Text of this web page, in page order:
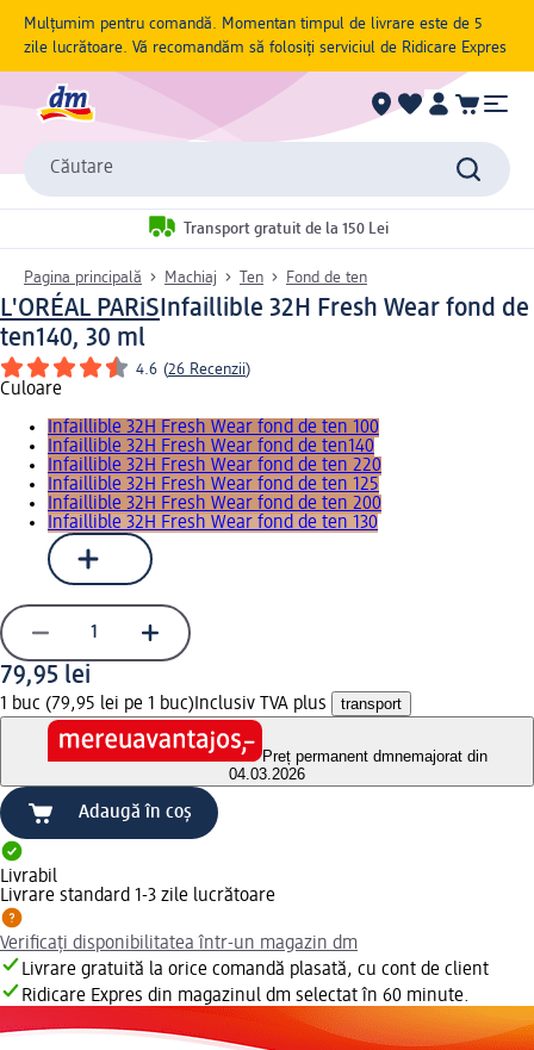
Mulțumim pentru comandă. Momentan timpul de livrare este de 5
zile lucrătoare. Vă recomandăm să folosiți serviciul de Ridicare Expres
Căutare
Transport gratuit de la 150 Lei
Pagina principală Machiaj Ten Fond de ten
L'ORÉAL PARiS Infaillible 32H Fresh Wear fond de
ten140, 30 ml
4.6 (26 Recenzii)
Culoare
Infaillible 32H Fresh Wear fond de ten 100
Infaillible 32H Fresh Wear fond de ten140
Infaillible 32H Fresh Wear fond de ten 220
Infaillible 32H Fresh Wear fond de ten 125
Infaillible 32H Fresh Wear fond de ten 200
Infaillible 32H Fresh Wear fond de ten 130
79,95 lei
1 buc (79,95 lei pe 1 buc) Inclusiv TVA plus transport
Preț permanent dmnemajorat din
04.03.2026
Adaugă în coș
Livrabil
Livrare standard 1-3 zile lucrătoare
Verificați disponibilitatea într-un magazin dm
Livrare gratuită la orice comandă plasată, cu cont de client
Ridicare Expres din magazinul dm selectat în 60 minute.